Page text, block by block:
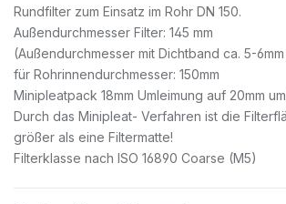
Rundfilter zum Einsatz im Rohr DN 150.
Außendurchmesser Filter: 145 mm
(Außendurchmesser mit Dichtband ca. 5-
für Rohrinnendurchmesser: 150mm
Minipleatpack 18mm Umleimung auf 20mm
Durch das Minipleat- Verfahren ist die
größer als eine Filtermatte!
Filterklasse nach ISO 16890 Coarse (M5)